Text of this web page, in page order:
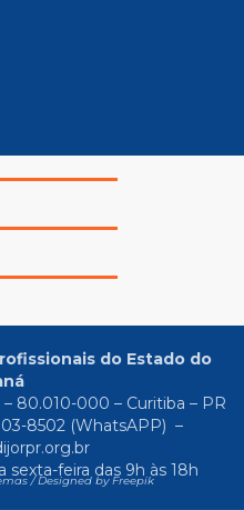
do Estado do
– 80.010-000 – Curitiba – PR
8502(WhatsAPP) –
feira das 9h às 18h
/Designed by Freepik